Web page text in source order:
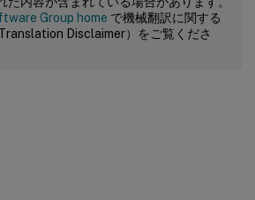
Group home で機械翻訳に関する
Disclaimer）をご覧くださ